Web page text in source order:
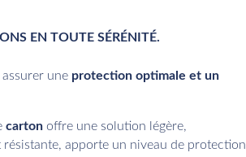
EN TOUTE SÉRÉNITÉ.
une protection optimale et un
carton offre une solution légère,
résistante, apporte un niveau de protection